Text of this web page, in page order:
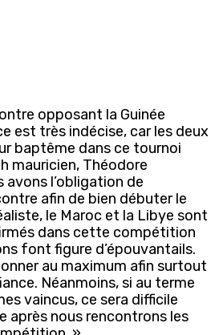
opposant la Guinée
est très indécise, car les deux
baptême dans ce tournoi
mauricien, Théodore
l’obligation de
afin de bien débuter le
le Maroc et la Libye sont
dans cette compétition
font figure d’épouvantails.
au maximum afin surtout
Néanmoins, si au terme
vaincus, ce sera difficile
après nous rencontrons les